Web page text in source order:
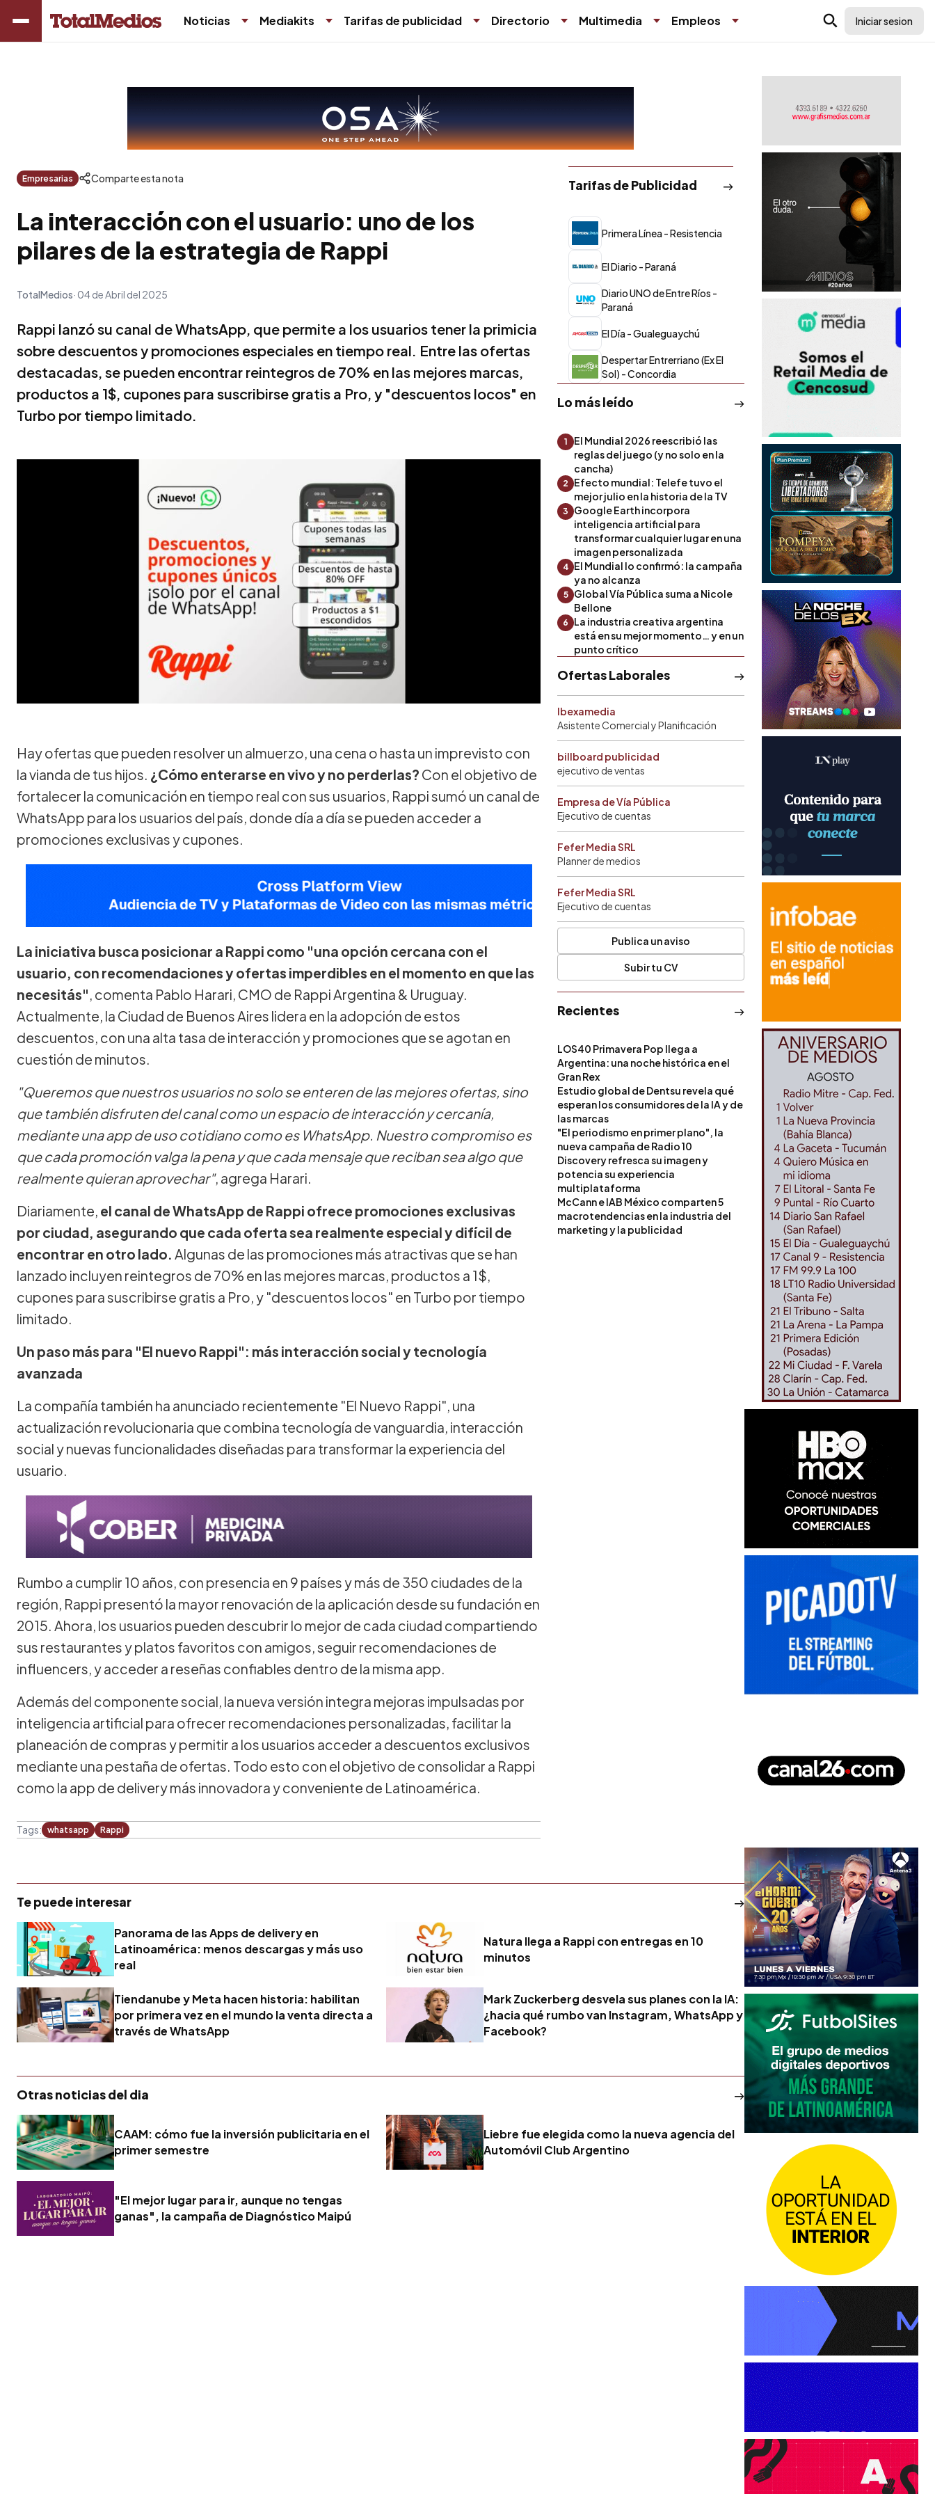
Noticias Mediakits Tarifas de publicidad Directorio Multimedia Empleos Iniciar sesion
Empresarias Comparte esta nota
La interacción con el usuario: uno de los
pilares de la estrategia de Rappi
TotalMedios 04 de Abril del 2025
Rappi lanzó su canal de WhatsApp, que permite a los usuarios tener la primicia
sobre descuentos y promociones especiales en tiempo real. Entre las ofertas
destacadas, se pueden encontrar reintegros de 70% en las mejores marcas,
productos a 1$, cupones para suscribirse gratis a Pro, y "descuentos locos" en
Turbo por tiempo limitado.
Hay ofertas que pueden resolver un almuerzo, una cena o hasta un imprevisto con
la vianda de tus hijos. ¿Cómo enterarse en vivo y no perderlas? Con el objetivo de
fortalecer la comunicación en tiempo real con sus usuarios, Rappi sumó un canal de
WhatsApp para los usuarios del país, donde día a día se pueden acceder a
promociones exclusivas y cupones.
La iniciativa busca posicionar a Rappi como "una opción cercana con el
usuario, con recomendaciones y ofertas imperdibles en el momento en que las
necesitás", comenta Pablo Harari, CMO de Rappi Argentina & Uruguay.
Actualmente, la Ciudad de Buenos Aires lidera en la adopción de estos
descuentos, con una alta tasa de interacción y promociones que se agotan en
cuestión de minutos.
"Queremos que nuestros usuarios no solo se enteren de las mejores ofertas, sino
que también disfruten del canal como un espacio de interacción y cercanía,
mediante una app de uso cotidiano como es WhatsApp. Nuestro compromiso es
que cada promoción valga la pena y que cada mensaje que reciban sea algo que
realmente quieran aprovechar", agrega Harari.
Diariamente, el canal de WhatsApp de Rappi ofrece promociones exclusivas
por ciudad, asegurando que cada oferta sea realmente especial y difícil de
encontrar en otro lado. Algunas de las promociones más atractivas que se han
lanzado incluyen reintegros de 70% en las mejores marcas, productos a 1$,
cupones para suscribirse gratis a Pro, y "descuentos locos" en Turbo por tiempo
limitado.
Un paso más para "El nuevo Rappi": más interacción social y tecnología
avanzada
La compañía también ha anunciado recientemente "El Nuevo Rappi", una
actualización revolucionaria que combina tecnología de vanguardia, interacción
social y nuevas funcionalidades diseñadas para transformar la experiencia del
usuario.
Rumbo a cumplir 10 años, con presencia en 9 países y más de 350 ciudades de la
región, Rappi presentó la mayor renovación de la aplicación desde su fundación en
2015. Ahora, los usuarios pueden descubrir lo mejor de cada ciudad compartiendo
sus restaurantes y platos favoritos con amigos, seguir recomendaciones de
influencers, y acceder a reseñas confiables dentro de la misma app.
Además del componente social, la nueva versión integra mejoras impulsadas por
inteligencia artificial para ofrecer recomendaciones personalizadas, facilitar la
planeación de compras y permitir a los usuarios acceder a descuentos exclusivos
mediante una pestaña de ofertas. Todo esto con el objetivo de consolidar a Rappi
como la app de delivery más innovadora y conveniente de Latinoamérica.
Tags: whatsapp Rappi
Tarifas de Publicidad
Primera Línea - Resistencia
El Diario - Paraná
Diario UNO de Entre Ríos -
Paraná
El Día - Gualeguaychú
Despertar Entrerriano (Ex El
Sol) - Concordia
Lo más leído
1
El Mundial 2026 reescribió las
reglas del juego (y no solo en la
cancha)
2
Efecto mundial: Telefe tuvo el
mejor julio en la historia de la TV
3
Google Earth incorpora
inteligencia artificial para
transformar cualquier lugar en una
imagen personalizada
4 El Mundial lo confirmó: la campaña
ya no alcanza
5
Global Vía Pública suma a Nicole
Bellone
6
La industria creativa argentina
está en su mejor momento… y en un
punto crítico
Ofertas Laborales
Ibexamedia
Asistente Comercial y Planificación
billboard publicidad
ejecutivo de ventas
Empresa de Vía Pública
Ejecutivo de cuentas
Fefer Media SRL
Planner de medios
Fefer Media SRL
Ejecutivo de cuentas
Publica un aviso
Subir tu CV
Recientes
LOS40 Primavera Pop llega a
Argentina: una noche histórica en el
Gran Rex
Estudio global de Dentsu revela qué
esperan los consumidores de la IA y de
las marcas
"El periodismo en primer plano", la
nueva campaña de Radio 10
Discovery refresca su imagen y
potencia su experiencia
multiplataforma
McCann e IAB México comparten 5
macrotendencias en la industria del
marketing y la publicidad
Te puede interesar
Panorama de las Apps de delivery en
Latinoamérica: menos descargas y más uso
real
Natura llega a Rappi con entregas en 10
minutos
Tiendanube y Meta hacen historia: habilitan
por primera vez en el mundo la venta directa a
través de WhatsApp
Mark Zuckerberg desvela sus planes con la IA:
¿hacia qué rumbo van Instagram, WhatsApp y
Facebook?
Otras noticias del dia
CAAM: cómo fue la inversión publicitaria en el
primer semestre
Liebre fue elegida como la nueva agencia del
Automóvil Club Argentino
"El mejor lugar para ir, aunque no tengas
ganas", la campaña de Diagnóstico Maipú